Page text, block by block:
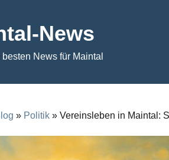
News
besten News für Maintal
» Politik » Vereinsleben in Maintal: